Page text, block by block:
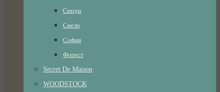
Синди
Сиело
София
Форест
Secret De Maison
WOODSTOCK